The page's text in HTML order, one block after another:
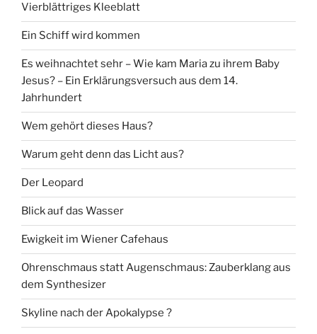
Vierblättriges Kleeblatt
Ein Schiff wird kommen
Es weihnachtet sehr – Wie kam Maria zu ihrem Baby
Jesus? – Ein Erklärungsversuch aus dem 14.
Jahrhundert
Wem gehört dieses Haus?
Warum geht denn das Licht aus?
Der Leopard
Blick auf das Wasser
Ewigkeit im Wiener Cafehaus
Ohrenschmaus statt Augenschmaus: Zauberklang aus
dem Synthesizer
Skyline nach der Apokalypse ?